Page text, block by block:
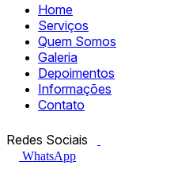
Home
Serviços
Quem Somos
Galeria
Depoimentos
Informações
Contato
Redes Sociais
WhatsApp